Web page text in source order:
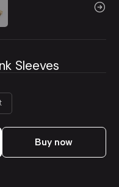
Sleeves
Buy now